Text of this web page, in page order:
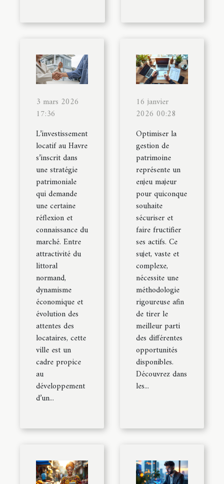
3 mars 2026
17:36
L’investissement
locatif au Havre
s’inscrit dans
une stratégie
patrimoniale
qui demande
une certaine
réflexion et
connaissance du
marché. Entre
attractivité du
littoral
normand,
dynamisme
économique et
évolution des
attentes des
locataires, cette
ville est un
cadre propice
au
développement
d’un...
16 janvier
2026 00:28
Optimiser la
gestion de
patrimoine
représente un
enjeu majeur
pour quiconque
souhaite
sécuriser et
faire fructifier
ses actifs. Ce
sujet, vaste et
complexe,
nécessite une
méthodologie
rigoureuse afin
de tirer le
meilleur parti
des différentes
opportunités
disponibles.
Découvrez dans
les...